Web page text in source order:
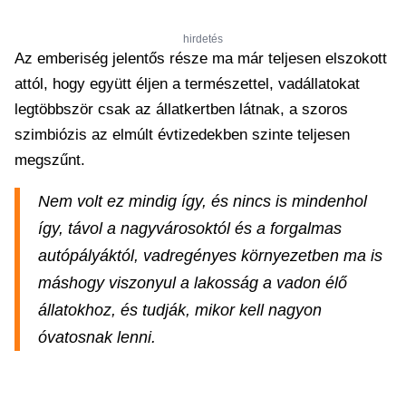
hirdetés
Az emberiség jelentős része ma már teljesen elszokott
attól, hogy együtt éljen a természettel, vadállatokat
legtöbbször csak az állatkertben látnak, a szoros
szimbiózis az elmúlt évtizedekben szinte teljesen
megszűnt.
Nem volt ez mindig így, és nincs is mindenhol
így, távol a nagyvárosoktól és a forgalmas
autópályáktól, vadregényes környezetben ma is
máshogy viszonyul a lakosság a vadon élő
állatokhoz, és tudják, mikor kell nagyon
óvatosnak lenni.